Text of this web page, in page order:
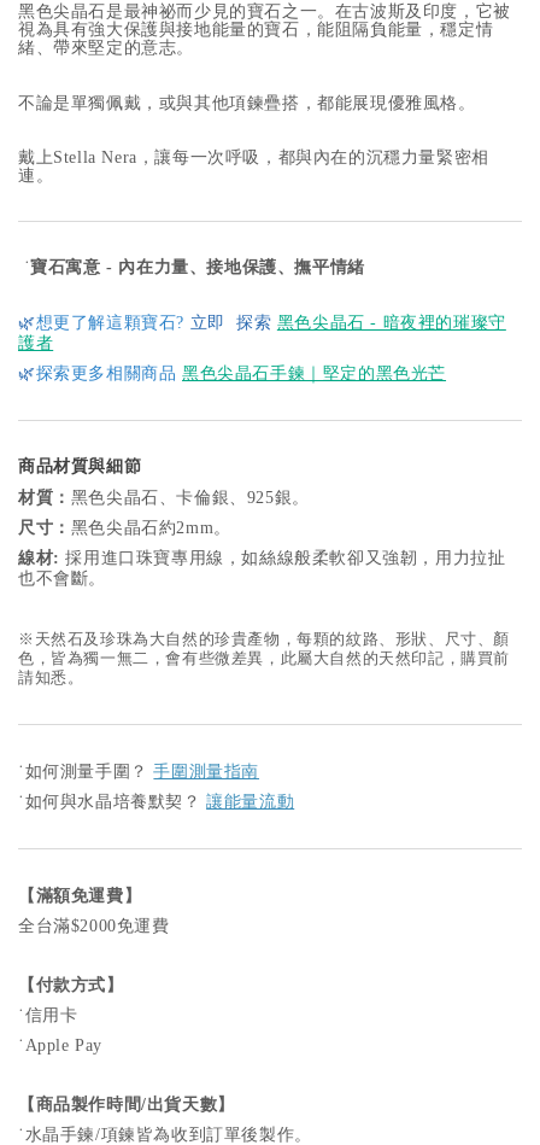
黑色尖晶石是最神祕而少見的寶石之一。在古波斯及印度，它被
視為具有強大保護與接地能量的寶石，能阻隔負能量，穩定情
緒、帶來堅定的意志。
不論是單獨佩戴，或與其他項鍊疊搭，都能展現優雅風格。
戴上Stella Nera，讓每一次呼吸，都與內在的沉穩力量緊密相
連。
˙寶石寓意 - 內在力量、接地保護、撫平情緒
🌿想更了解這顆寶石? 立即 探索 黑色尖晶石 - 暗夜裡的璀璨守
護者
🌿探索更多相關商品 黑色尖晶石手鍊｜堅定的黑色光芒
商品材質與細節
材質： 黑色尖晶石、卡倫銀、925銀。
尺寸： 黑色尖晶石約2mm。
線材:採用進口珠寶專用線，如絲線般柔軟卻又強韌，用力拉扯
也不會斷。
※天然石及珍珠為大自然的珍貴產物，每顆的紋路、形狀、尺寸、顏
色，皆為獨一無二，會有些微差異，此屬大自然的天然印記，購買前
請知悉。
˙ 如何測量手圍？ 手圍測量指南
˙ 如何與水晶培養默契？讓能量流動
【滿額免運費】
全台滿$2000免運費
【付款方式】
˙信用卡
˙Apple Pay
【商品製作時間/出貨天數】
˙ 水晶手鍊/項鍊皆為收到訂單後製作。